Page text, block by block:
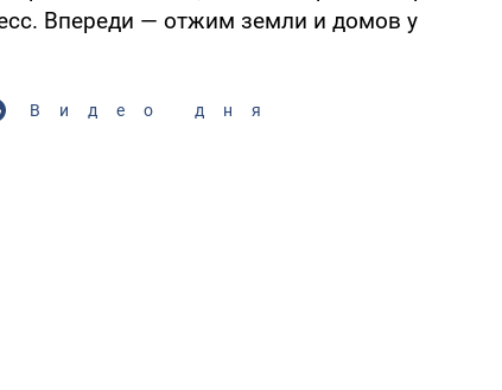
Впереди — отжим земли и домов у
Видео дня